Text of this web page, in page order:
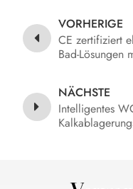
VORHERIGE
CE zertifiziert
Bad-Lösungen
NÄCHSTE
Intelligentes